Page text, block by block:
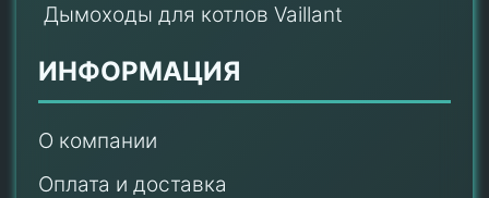
Дымоходы для котлов Vaillant
ИНФОРМАЦИЯ
О компании
Оплата и доставка